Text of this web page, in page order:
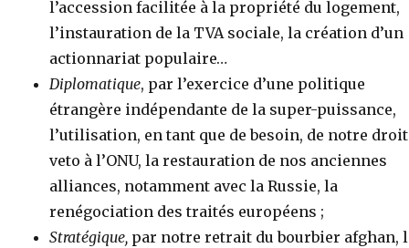
l’accession facilitée à la propriété du logement,
l’instauration de la TVA sociale, la création d’un
actionnariat populaire…
Diplomatique, par l’exercice d’une politique
étrangère indépendante de la super-puissance,
l’utilisation, en tant que de besoin, de notre
veto à l’ONU, la restauration de nos anciennes
alliances, notamment avec la Russie, la
renégociation des traités européens ;
Stratégique, par notre retrait du bourbier afghan,